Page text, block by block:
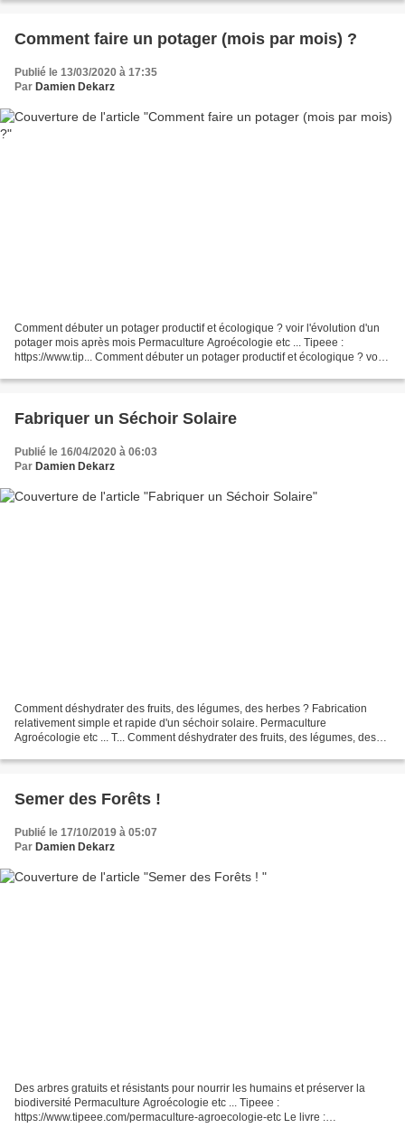
Comment faire un potager (mois par mois) ?
Publié le 13/03/2020 à 17:35
Par Damien Dekarz
Comment débuter un potager productif et écologique ? voir l'évolution d'un
potager mois après mois Permaculture Agroécologie etc ... Tipeee :
https://www.tip... Comment débuter un potager productif et écologique ? voir
Fabriquer un Séchoir Solaire
Publié le 16/04/2020 à 06:03
Par Damien Dekarz
Comment déshydrater des fruits, des légumes, des herbes ? Fabrication
relativement simple et rapide d'un séchoir solaire. Permaculture
Agroécologie etc ... T... Comment déshydrater des fruits, des légumes, des
Semer des Forêts !
Publié le 17/10/2019 à 05:07
Par Damien Dekarz
Des arbres gratuits et résistants pour nourrir les humains et préserver la
biodiversité Permaculture Agroécologie etc ... Tipeee :
https://www.tipeee.com/permaculture-agroecologie-etc Le livre :